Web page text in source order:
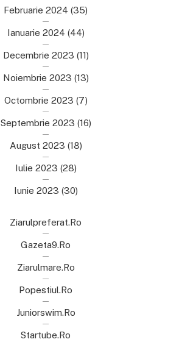
Februarie 2024 (35)
Ianuarie 2024 (44)
Decembrie 2023 (11)
Noiembrie 2023 (13)
Octombrie 2023 (7)
Septembrie 2023 (16)
August 2023 (18)
Iulie 2023 (28)
Iunie 2023 (30)
Ziarulpreferat.ro
Gazeta9.ro
Ziarulmare.ro
Popestiul.ro
Juniorswim.ro
Startube.ro